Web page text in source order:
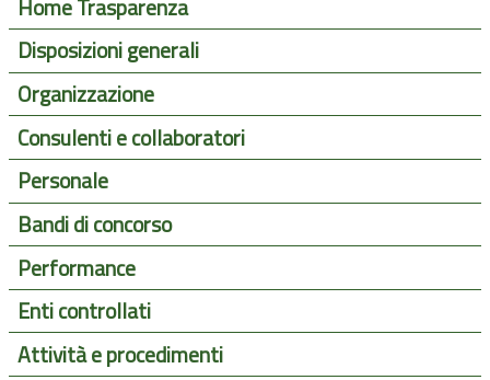
Home Trasparenza
Disposizioni generali
Organizzazione
Consulenti e collaboratori
Personale
Bandi di concorso
Performance
Enti controllati
Attività e procedimenti